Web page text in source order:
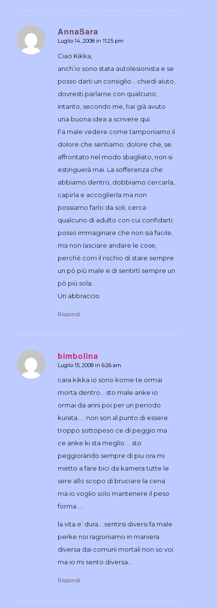
AnnaSara
dice:
Luglio 14, 2008 in 11:25 pm
Ciao Kikka,
anch’io sono stata autolesionista e se
posso darti un consiglio… chiedi aiuto,
dovresti parlarne con qualcuno;
intanto, secondo me, hai già avuto
una buona idea a scrivere qui.
Fa male vedere come tamponiamo il
dolore che sentiamo; dolore che, se
affrontato nel modo sbagliato, non si
estinguerà mai. La sofferenza che
abbiamo dentro, dobbiamo cercarla,
capirla e accoglierla ma non
possiamo farlo da soli; cerca
qualcuno di adulto con cui confidarti;
posso immaginare che non sia facile,
ma non lasciare andare le cose,
perchè corri il rischio di stare sempre
un pò più male e di sentirti sempre un
pò più sola.
Un abbraccio
Rispondi
bimbolina
dice:
Luglio 15, 2008 in 6:26 am
cara kikka io sono kome te ormai
morta dentro… sto male anke io
ormai da anni poi per un periodo
kurata …. non son al punto di essere
troppo sottopeso ce di peggio ma
ce anke ki sta meglio…. sto
peggiorando sempre di piu ora mi
metto a fare bici da kamera tutte le
sere allo scopo di bruciare la cena
ma io voglio solo mantenere il peso
forma …
la vita e’ dura… sentirsi diversi fa male
perke noi ragioniamo in maniera
diversa dai comuni mortali non so voi
ma io mi sento diversa…
Rispondi